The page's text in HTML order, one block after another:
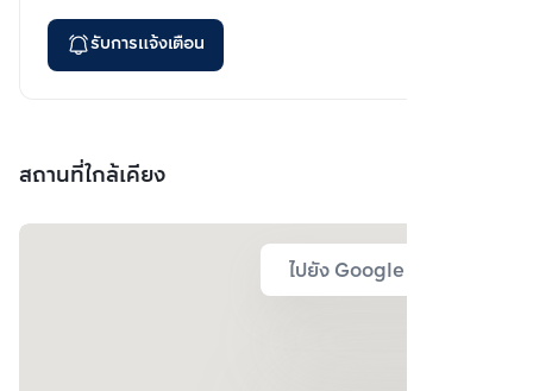
รับการแจ้งเตือน
สถานที่ใกล้เคียง
ไปยัง Google Map